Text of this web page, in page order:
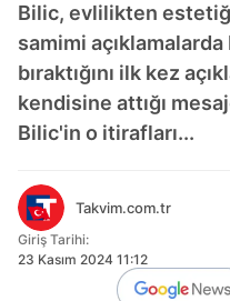
Bilic, evlilikten
samimi
bıraktığını ilk kez
kendisine attığı
Bilic'in o itirafları...
Takvim.com.tr
Giriş Tarihi:
23 Kasım 2024 11:12